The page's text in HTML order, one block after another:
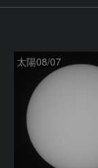
太陽08/07